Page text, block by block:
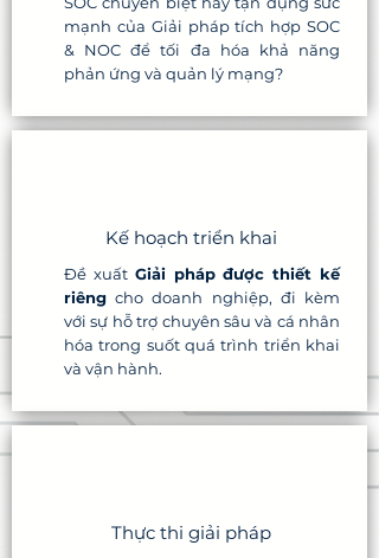
mạnh của Giải pháp tích hợp SOC
& NOC để tối đa hóa khả năng
phản ứng và quản lý mạng?
Kế hoạch triển khai
Đề xuất Giải pháp được thiết kế
riêng cho doanh nghiệp, đi kèm
với sự hỗ trợ chuyên sâu và cá nhân
hóa trong suốt quá trình triển khai
và vận hành.
Thực thi giải pháp